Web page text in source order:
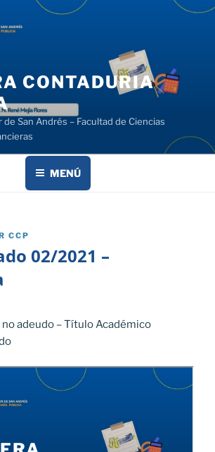
CONTADURIA
San Andrés – Facultad de Ciencias
MENÚ
CCP
02/2021 –
adeudo – Título Académico